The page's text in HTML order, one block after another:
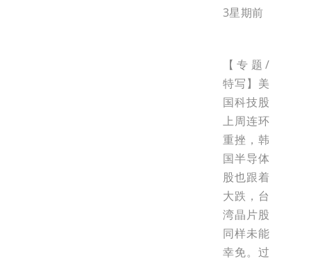
3星期前
【专题/
特写】美
国科技股
上周连环
重挫，韩
国半导体
股也跟着
大跌，台
湾晶片股
同样未能
幸免。过